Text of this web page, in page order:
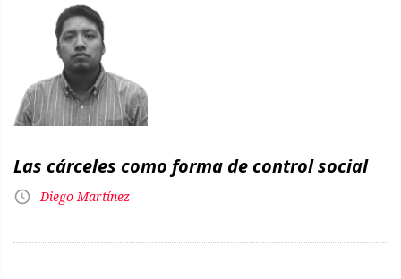
Las cárceles como forma de control social
Diego Martínez